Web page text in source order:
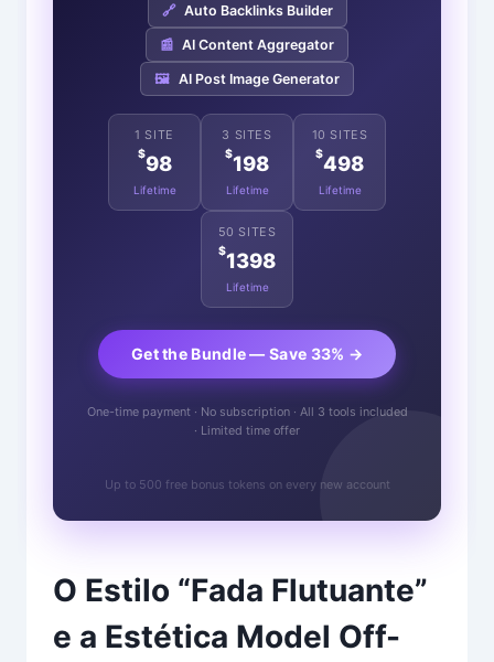
🔗 Auto Backlinks Builder
📰 AI Content Aggregator
🖼️ AI Post Image Generator
1 SITE
$98
Lifetime
3 SITES
$198
Lifetime
10 SITES
$498
Lifetime
50 SITES
$1398
Lifetime
Get the Bundle — Save 33% →
One-time payment · No subscription · All 3 tools included
· Limited time offer
Up to 500 free bonus tokens on every new account
O Estilo “Fada Flutuante”
e a Estética Model Off-